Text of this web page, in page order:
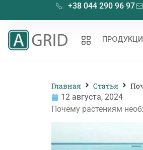
+38 044 290 96 97
Главная Статья
12 августа, 2024
Почему растениям